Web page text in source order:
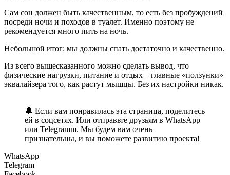
Сам сон должен быть качественным, то есть без пробуждений
посреди ночи и походов в туалет. Именно поэтому не
рекомендуется много пить на ночь.
Небольшой итог: мы должны спать достаточно и качественно.
Из всего вышесказанного можно сделать вывод, что
физические нагрузки, питание и отдых – главные «ползунки»
эквалайзера того, как растут мышцы. Без их настройки никак.
🔔 Если вам понравилась эта страница, поделитесь
ей в соцсетях. Или отправьте друзьям в WhatsApp
или Telegramm. Мы будем вам очень
признательны, и вы поможете развитию проекта!
WhatsApp
Telegram